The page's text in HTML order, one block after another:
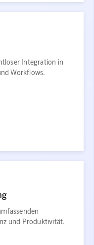
Integration in
Workflows.
und Produktivität.